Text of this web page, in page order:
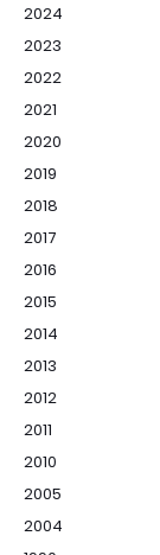
2024
2023
2022
2021
2020
2019
2018
2017
2016
2015
2014
2013
2012
2011
2010
2005
2004